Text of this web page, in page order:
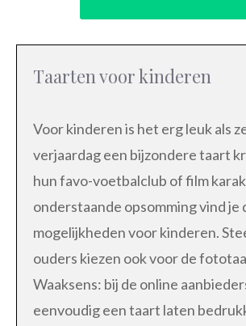
Taarten voor kinderen
Voor kinderen is het erg leuk als
verjaardag een bijzondere taart
hun favo-voetbalclub of film
onderstaande opsomming vind je
mogelijkheden voor kinderen.
ouders kiezen ook voor de
Waaksens: bij de online
eenvoudig een taart laten